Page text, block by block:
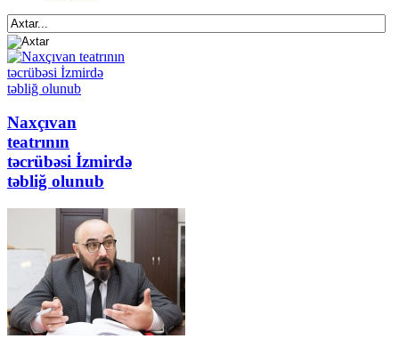
Naxçıvan
teatrının
təcrübəsi İzmirdə
təbliğ olunub